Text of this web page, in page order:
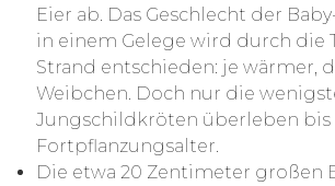
Eier ab. Das Geschlecht der
in einem Gelege wird durch die
Strand entschieden: je wärmer,
Weibchen. Doch nur die
Jungschildkröten überleben bis
Fortpflanzungsalter.
Die etwa 20 Zentimeter großen